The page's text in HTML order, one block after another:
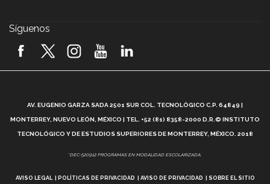
2026! (video)
¿Cómo es el Modelo Educativo Tec? (video)
Vida Tec: Feminismo e Inteligencia Artificial, Paola
Síguenos
AV. EUGENIO GARZA SADA 2501 SUR COL. TECNOLÓGICO C.P. 64849 |
MONTERREY, NUEVO LEÓN, MÉXICO | TEL. +52 (81) 8358-2000 D.R.© INSTITUTO
TECNOLÓGICO Y DE ESTUDIOS SUPERIORES DE MONTERREY, MÉXICO. 2018
*DEC-520912 PROGRAMAS EN MODALIDAD ESCOLARIZADA.
AVISO LEGAL POLÍTICAS DE PRIVACIDAD AVISO DE PRIVACIDAD SOBRE EL SITIO